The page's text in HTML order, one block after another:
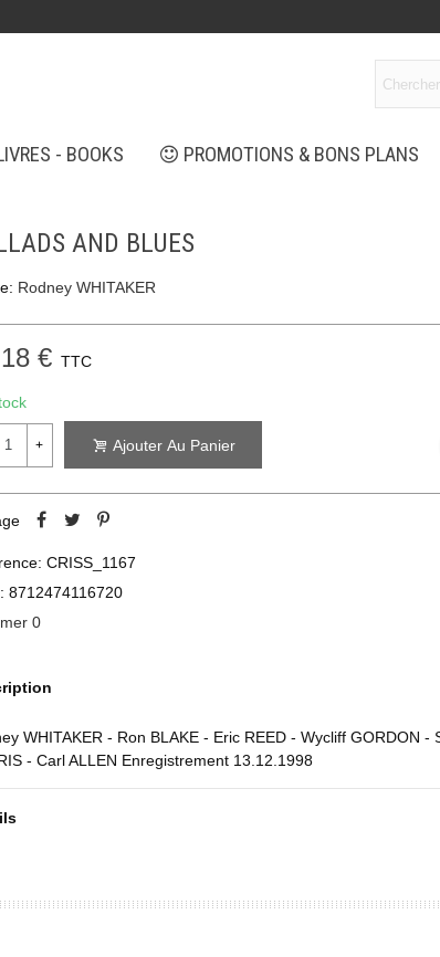
- BOOKS PROMOTIONS & BONS PLANS
AND BLUES
Rodney WHITAKER
€ TTC
+ Ajouter Au Panier
CRISS_1167
8712474116720
0
WHITAKER - Ron BLAKE - Eric REED - Wycliff GORDON -
- Carl ALLEN Enregistrement 13.12.1998